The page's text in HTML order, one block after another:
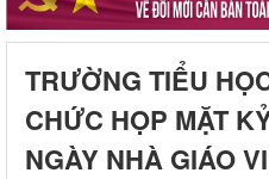
TRƯỜNG TIỂU
CHỨC HỌP MẶT
NGÀY NHÀ GIÁO